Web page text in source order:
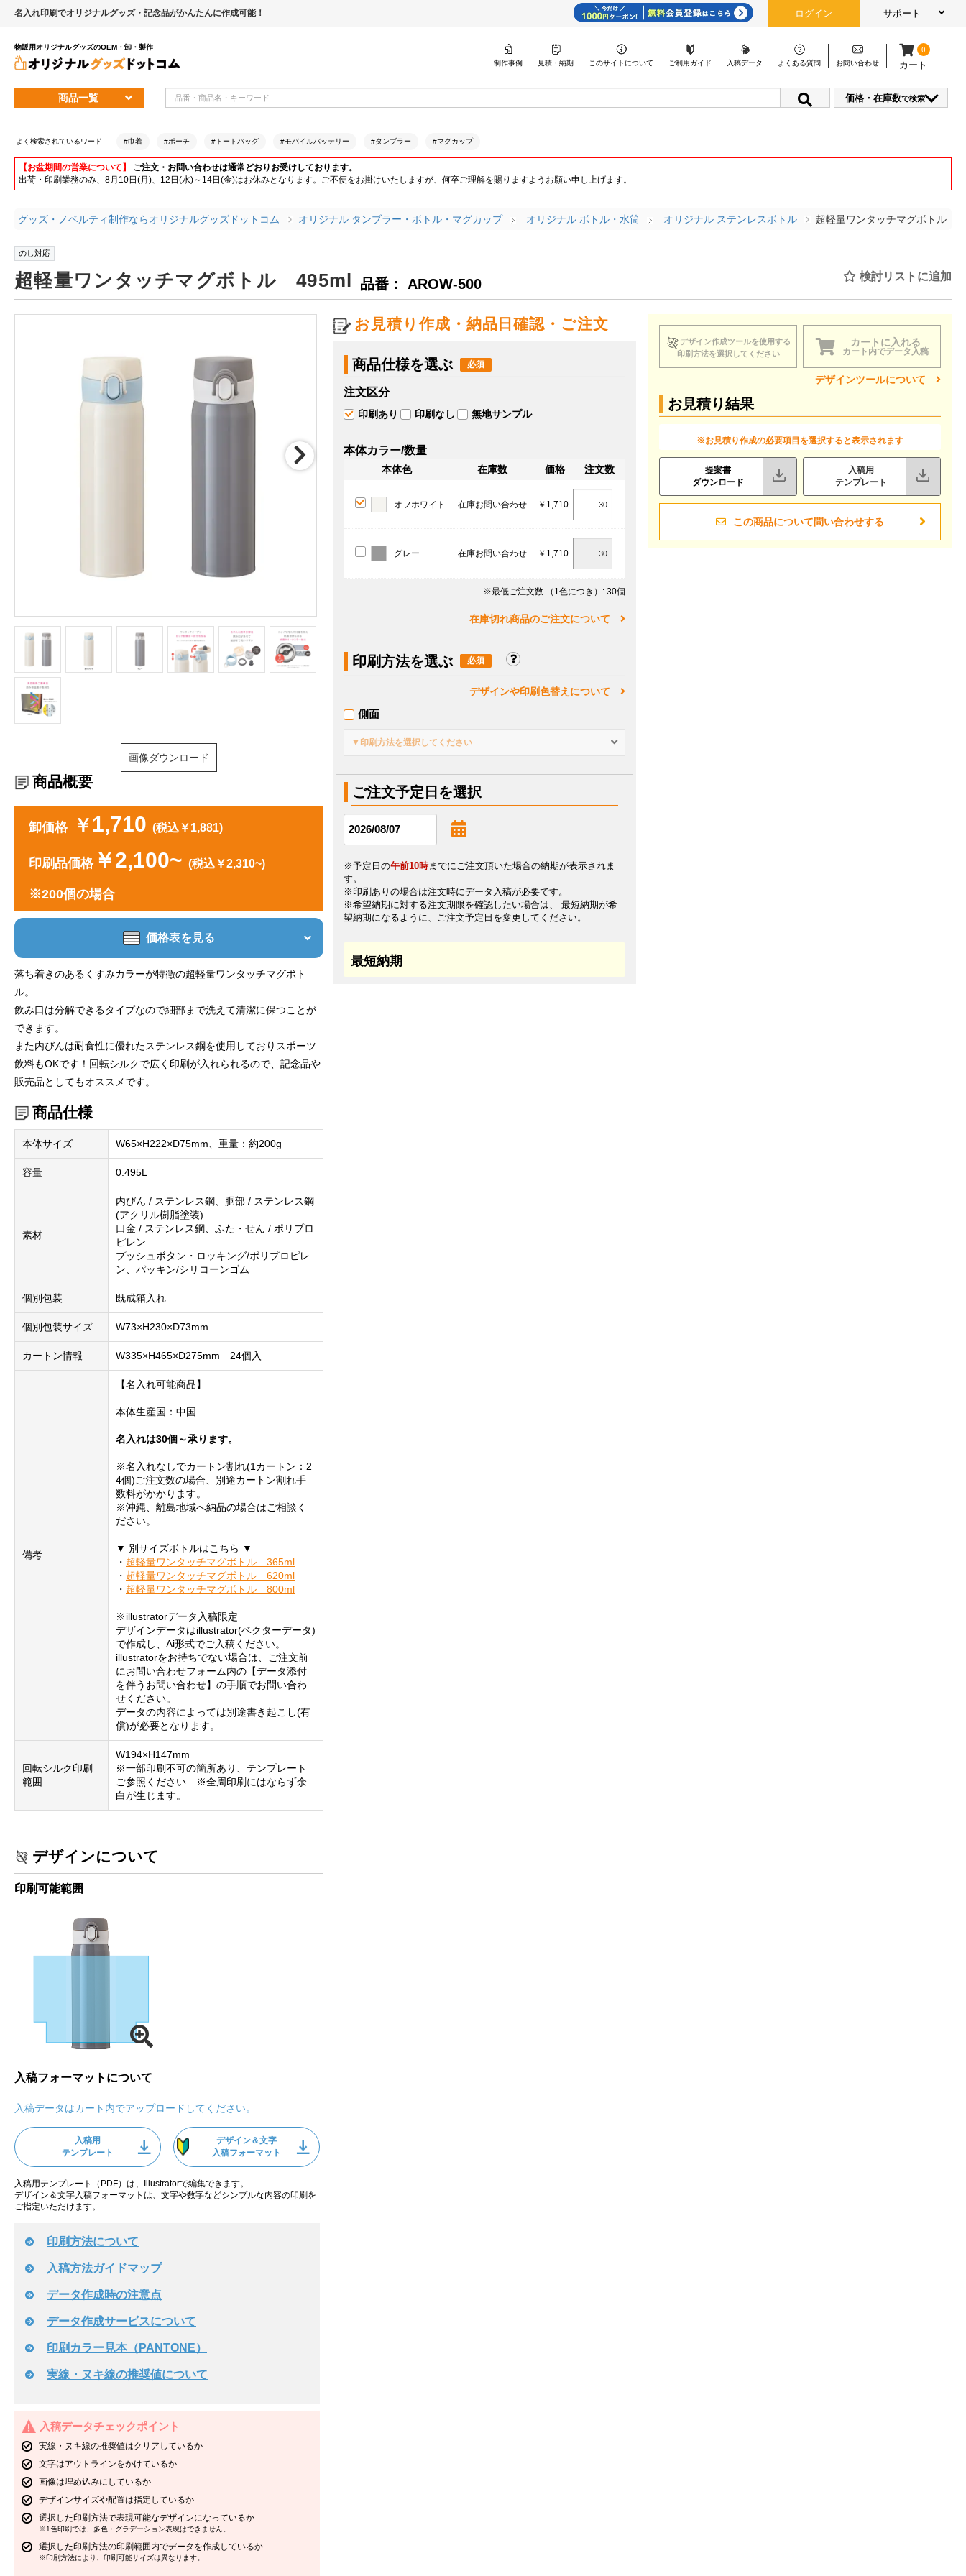
名入れ印刷でオリジナルグッズ・記念品がかんたんに作成可能！ ログイン サポート
物販用オリジナルグッズのOEM・卸・製作
制作事例
見積・納期 このサイトについて ご利用ガイド 入稿データ よくある質問 お問い合わせ
0
カート
商品一覧 価格・在庫数で検索
よく検索されているワード #巾着 #ポーチ #トートバッグ #モバイルバッテリー #タンブラー #マグカップ
【お盆期間の営業について】
ご注文・お問い合わせは通常どおりお受けしております。
出荷・印刷業務のみ、8月10日(月)、12日(水)～14日(金)はお休みとなります。ご不便をお掛けいたしますが、何卒ご理解を賜りますようお願い申し上げます。
グッズ・ノベルティ制作ならオリジナルグッズドットコム オリジナル タンブラー・ボトル・マグカップ オリジナル ボトル・水筒 オリジナル ステンレスボトル 超軽量ワンタッチマグボトル
のし対応
超軽量ワンタッチマグボトル 495ml 品番： AROW-500 検討リストに追加
画像ダウンロード
商品概要
卸価格 ￥1,710 (税込￥1,881)
印刷品価格￥2,100~ (税込￥2,310~)
※200個の場合
価格表を見る
落ち着きのあるくすみカラーが特徴の超軽量ワンタッチマグボト
ル。
飲み口は分解できるタイプなので細部まで洗えて清潔に保つことが
できます。
また内びんは耐食性に優れたステンレス鋼を使用しておりスポーツ
飲料もOKです！回転シルクで広く印刷が入れられるので、記念品や
販売品としてもオススメです。
商品仕様
本体サイズ W65×H222×D75mm、重量：約200g
容量 0.495L
素材
内びん / ステンレス鋼、胴部 / ステンレス鋼
(アクリル樹脂塗装)
口金 / ステンレス鋼、ふた・せん / ポリプロ
ピレン
プッシュボタン・ロッキング/ポリプロピレ
ン、パッキン/シリコーンゴム
個別包装 既成箱入れ
個別包装サイズ W73×H230×D73mm
カートン情報 W335×H465×D275mm 24個入
備考
【名入れ可能商品】
本体生産国：中国
名入れは30個～承ります。
※名入れなしでカートン割れ(1カートン：2
4個)ご注文数の場合、別途カートン割れ手
数料がかかります。
※沖縄、離島地域へ納品の場合はご相談く
ださい。
▼ 別サイズボトルはこちら ▼
・ 超軽量ワンタッチマグボトル 365ml
・ 超軽量ワンタッチマグボトル 620ml
・ 超軽量ワンタッチマグボトル 800ml
※illustratorデータ入稿限定
デザインデータはillustrator(ベクターデータ)
で作成し、Ai形式でご入稿ください。
illustratorをお持ちでない場合は、ご注文前
にお問い合わせフォーム内の【データ添付
を伴うお問い合わせ】の手順でお問い合わ
せください。
データの内容によっては別途書き起こし(有
償)が必要となります。
回転シルク印刷
範囲
W194×H147mm
※一部印刷不可の箇所あり、テンプレート
ご参照ください ※全周印刷にはならず余
白が生じます。
デザインについて
印刷可能範囲
入稿フォーマットについて
入稿データはカート内でアップロードしてください。
入稿用
テンプレート
デザイン＆文字
入稿フォーマット
入稿用テンプレート（PDF）は、Illustratorで編集できます。
デザイン＆文字入稿フォーマットは、文字や数字などシンプルな内容の印刷を
ご指定いただけます。
印刷方法について
入稿方法ガイドマップ
データ作成時の注意点
データ作成サービスについて
印刷カラー見本（PANTONE）
実線・ヌキ線の推奨値について
入稿データチェックポイント
実線・ヌキ線の推奨値はクリアしているか
文字はアウトラインをかけているか
画像は埋め込みにしているか
デザインサイズや配置は指定しているか
選択した印刷方法で表現可能なデザインになっているか
※1色印刷では、多色・グラデーション表現はできません。
選択した印刷方法の印刷範囲内でデータを作成しているか
※印刷方法により、印刷可能サイズは異なります。
お見積り作成・納品日確認・ご注文
商品仕様を選ぶ
注文区分
印刷あり 印刷なし 無地サンプル
本体カラー/数量
本体色 在庫数 価格 注文数
オフホワイト 在庫お問い合わせ ￥1,710
グレー 在庫お問い合わせ ￥1,710
※最低ご注文数 （1色につき） : 30個
在庫切れ商品のご注文について
印刷方法を選ぶ
デザインや印刷色替えについて
側面
▼印刷方法を選択してください
ご注文予定日を選択
※予定日の午前10時までにご注文頂いた場合の納期が表示されま
す。
※印刷ありの場合は注文時にデータ入稿が必要です。
※希望納期に対する注文期限を確認したい場合は、 最短納期が希
望納期になるように、ご注文予定日を変更してください。
最短納期
デザイン作成ツールを使用する
印刷方法を選択してください
カートに入れる
カート内でデータ入稿
デザインツールについて
お見積り結果
※お見積り作成の必要項目を選択すると表示されます
提案書
ダウンロード
入稿用
テンプレート
この商品について問い合わせする